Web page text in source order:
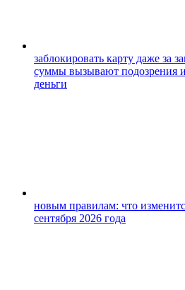
заблокировать карту даже за
суммы вызывают подозрения
деньги
новым правилам: что
сентября 2026 года